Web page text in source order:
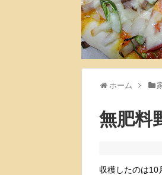
ホーム
無肥料
収穫したのは10